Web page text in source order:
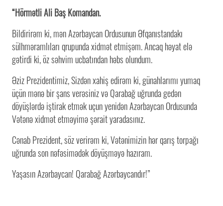
“Hörmətli Ali Baş Komandan.
Bildirirəm ki, mən Azərbaycan Ordusunun Əfqanıstandakı
sülhməramlıları qrupunda xidmət etmişəm. Ancaq həyat elə
gətirdi ki, öz səhvim ucbatından həbs olundum.
Əziz Prezidentimiz, Sizdən xahiş edirəm ki, günahlarımı yumaq
üçün mənə bir şans verəsiniz və Qarabağ uğrunda gedən
döyüşlərdə iştirak etmək uçun yenidən Azərbaycan Ordusunda
Vətənə xidmət etməyimə şərait yaradasınız.
Cənab Prezident, söz verirəm ki, Vətənimizin hər qarış torpağı
uğrunda son nəfəsimədək döyüşməyə hazıram.
Yaşasın Azərbaycan! Qarabağ Azərbaycandır!”